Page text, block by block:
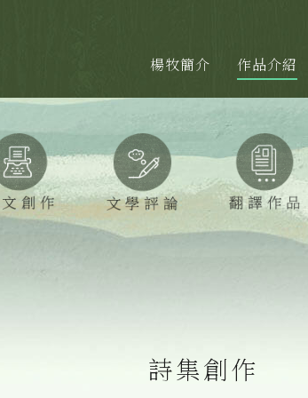
楊牧簡介 作品介紹
詩集創作